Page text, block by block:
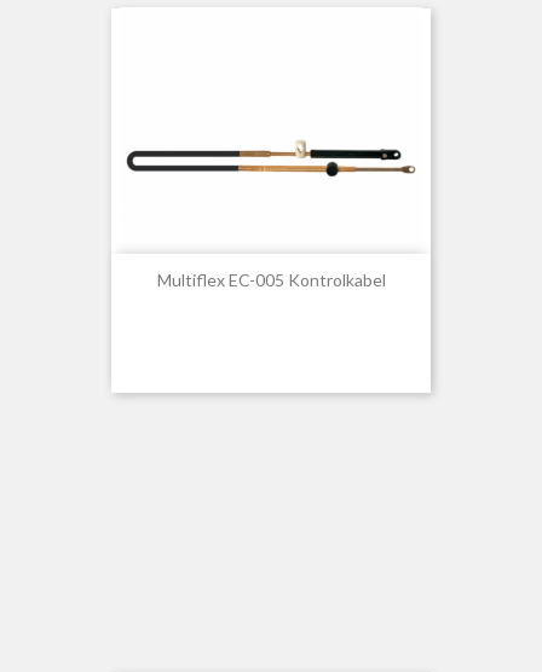
Multiflex EC-005 Kontrolkabel